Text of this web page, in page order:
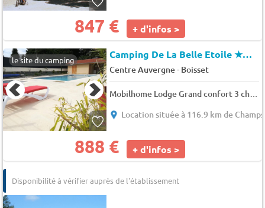
847 € + d'infos >
le site du camping Camping De La Belle Etoile★★★
Centre Auvergne- Boisset
Mobilhome Lodge Grand confort 3 chambres terrasse 6 pers.
Location située à 116.9 km de
888 € + d'infos >
Disponibilité à vérifier auprès de l'établissement